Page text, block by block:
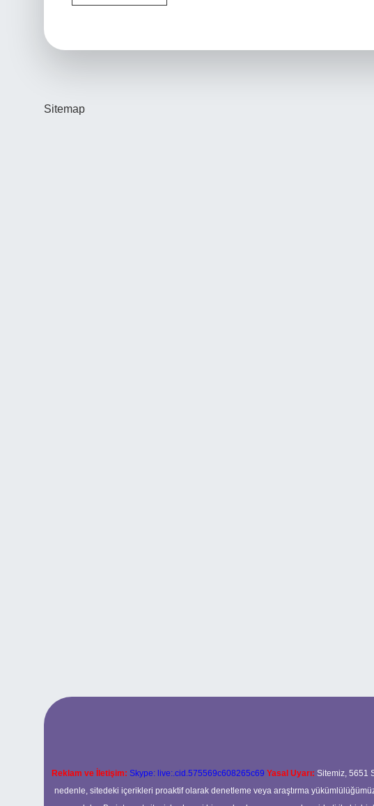
Nedir
Sitemap
Reklam ve İletişim: Skype: live:.cid.575569c608265c69 Yasal Uyarı: Sitemiz, 5651
nedenle, sitedeki içerikleri proaktif olarak denetleme veya araştırma